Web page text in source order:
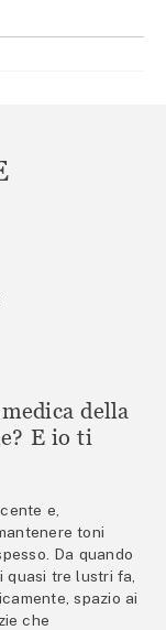
della
E io ti
e,
toni
Da quando
quasi tre lustri fa,
spazio ai
che